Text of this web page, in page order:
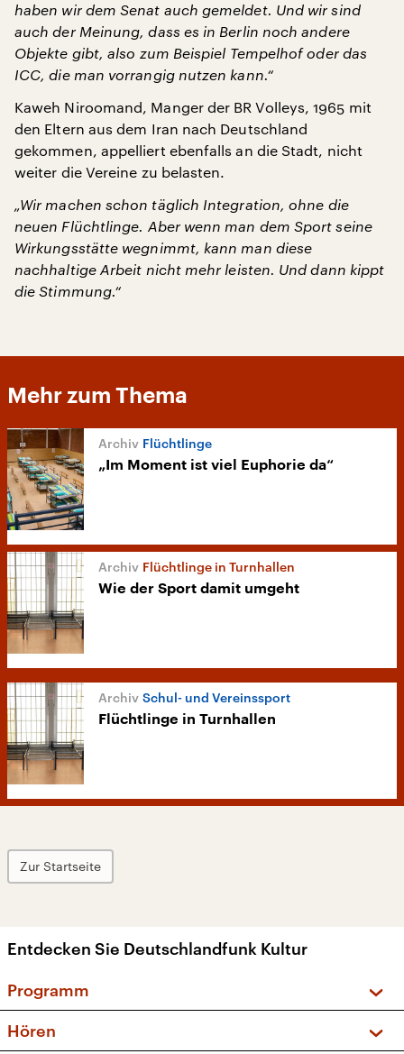
haben wir dem Senat auch gemeldet. Und wir sind
auch der Meinung, dass es in Berlin noch andere
Objekte gibt, also zum Beispiel Tempelhof oder das
ICC, die man vorrangig nutzen kann.“
Kaweh Niroomand, Manger der BR Volleys, 1965 mit
den Eltern aus dem Iran nach Deutschland
gekommen, appelliert ebenfalls an die Stadt, nicht
weiter die Vereine zu belasten.
„Wir machen schon täglich Integration, ohne die
neuen Flüchtlinge. Aber wenn man dem Sport seine
Wirkungsstätte wegnimmt, kann man diese
nachhaltige Arbeit nicht mehr leisten. Und dann kippt
die Stimmung.“
Mehr zum Thema
Flüchtlinge
„Im Moment ist viel Euphorie da“
Flüchtlinge in Turnhallen
Wie der Sport damit umgeht
Schul- und Vereinssport
Flüchtlinge in Turnhallen
Zur Startseite
Entdecken Sie Deutschlandfunk Kultur
Programm
Hören